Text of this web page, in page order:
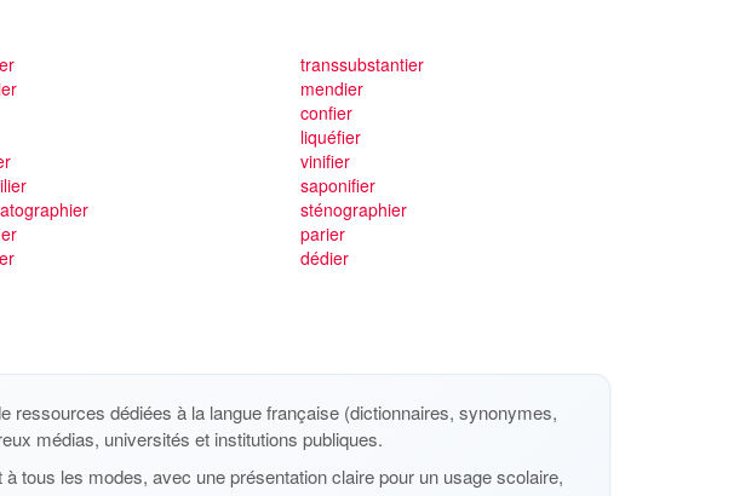
transsubstantier
mendier
confier
liquéfier
vinifier
saponifier
sténographier
parier
dédier
ressources dédiées à la langue française (dictionnaires, synonymes,
médias, universités et institutions publiques.
tous les modes, avec une présentation claire pour un usage scolaire,